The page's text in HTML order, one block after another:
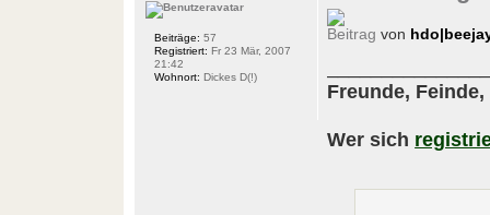
von
Freunde, Feinde,
Wer sich
Beiträge: 57
Registriert: Fr 23 Mär, 2007
21:42
Wohnort: Dickes D(!)